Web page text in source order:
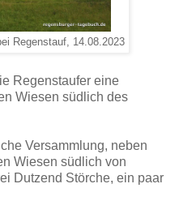
Regenstauf, 14.08.2023
Regenstaufer eine
Wiesen südlich des
Versammlung, neben
Wiesen südlich von
Dutzend Störche, ein paar